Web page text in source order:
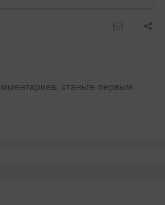
станьте первым.